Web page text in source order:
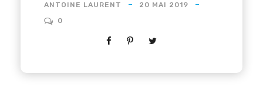
ANTOINE LAURENT
20 MAI 2019
0